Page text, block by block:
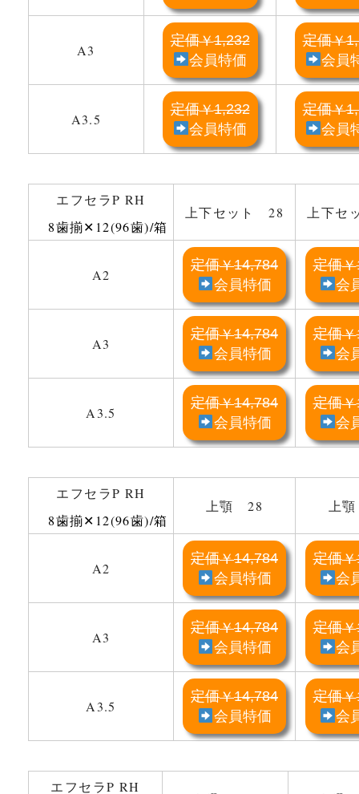
A3
定価￥1,232
会員特価
定価￥
会員
A3.5
定価￥1,232
会員特価
定価￥
会員
エフセラP RH
8歯揃✕12(96歯)/箱
上下セット 28 上下セ
A2
定価￥14,784
会員特価
定価￥
会
A3
定価￥14,784
会員特価
定価￥
会
A3.5
定価￥14,784
会員特価
定価￥
会
エフセラP RH
8歯揃✕12(96歯)/箱
上顎 28 上
A2
定価￥14,784
会員特価
定価￥
会
A3
定価￥14,784
会員特価
定価￥
会
A3.5
定価￥14,784
会員特価
定価￥
会
エフセラP RH